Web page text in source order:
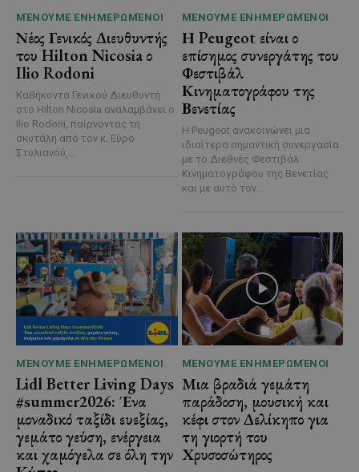
ΜΈΝΟΥΜΕ ΕΝΗΜΕΡΩΜΈΝΟΙ
Νέος Γενικός Διευθυντής
του Hilton Nicosia ο
Ilio Rodoni
Καθήκοντα Γενικού Διευθυντή
στο Hilton Nicosia αναλαμβάνει ο
Ilio Rodoni, παίρνοντας τη
σκυτάλη από τον κ. Εύρο
Στυλιανού,...
ΜΈΝΟΥΜΕ ΕΝΗΜΕΡΩΜΈΝΟΙ
Η Peugeot είναι ο
επίσημος συνεργάτης του
Φεστιβάλ
Κινηματογράφου της
Βενετίας
Η Peugeot ανακοινώνει μια
ιδιαίτερα σημαντική συνεργασία
με το Διεθνές Φεστιβάλ
Κινηματογράφου της Βενετίας
και με αυτό τον...
ΜΈΝΟΥΜΕ ΕΝΗΜΕΡΩΜΈΝΟΙ
Lidl Better Living Days
#summer2026: Ένα
μοναδικό ταξίδι ευεξίας,
γεμάτο γεύση, ενέργεια
και χαμόγελα σε όλη την
ΜΈΝΟΥΜΕ ΕΝΗΜΕΡΩΜΈΝΟΙ
Μια βραδιά γεμάτη
παράδοση, μουσική και
κέφι στον Δελίκηπο για
τη γιορτή του
Χρυσοσώτηρος